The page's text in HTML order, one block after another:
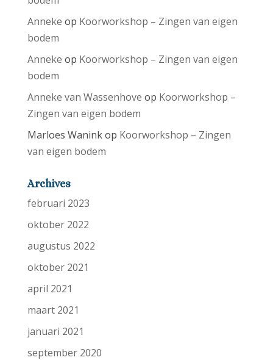
Anneke op Koorworkshop – Zingen van eigen
bodem
Anneke op Koorworkshop – Zingen van eigen
bodem
Anneke van Wassenhove op Koorworkshop –
Zingen van eigen bodem
Marloes Waninkop Koorworkshop – Zingen
van eigen bodem
Archives
februari 2023
oktober 2022
augustus 2022
oktober 2021
april 2021
maart 2021
januari 2021
september 2020